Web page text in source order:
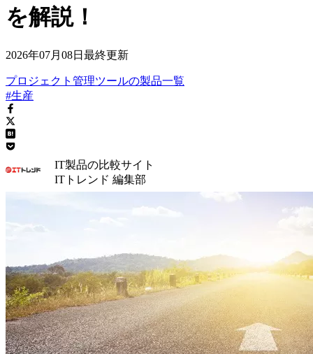
を解説！
2026年07月08日 最終更新
プロジェクト管理ツールの製品一覧
#生産
IT製品の比較サイト
ITトレンド 編集部